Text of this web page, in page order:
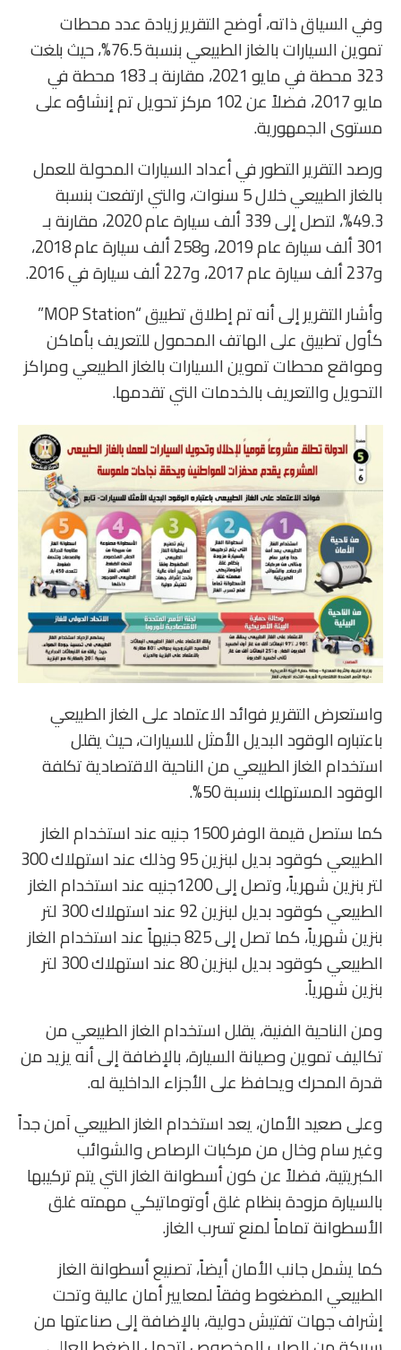
وفي السياق ذاته، أوضح التقرير زيادة عدد محطات
تموين السيارات بالغاز الطبيعي بنسبة 76.5%، حيث بلغت
323 محطة في مايو 2021، مقارنة بـ 183 محطة في
مايو 2017، فضلاً عن 102 مركز تحويل تم إنشاؤه على
مستوى الجمهورية.
ورصد التقرير التطور في أعداد السيارات المحولة للعمل
بالغاز الطبيعي خلال 5 سنوات، والتي ارتفعت بنسبة
49.3%، لتصل إلى 339 ألف سيارة عام 2020، مقارنة بـ
301 ألف سيارة عام 2019، و258 ألف سيارة عام 2018،
و237 ألف سيارة عام 2017، و227 ألف سيارة في 2016.
وأشار التقرير إلى أنه تم إطلاق تطبيق “MOP Station”
كأول تطبيق على الهاتف المحمول للتعريف بأماكن
ومواقع محطات تموين السيارات بالغاز الطبيعي ومراكز
التحويل والتعريف بالخدمات التي تقدمها.
واستعرض التقرير فوائد الاعتماد على الغاز الطبيعي
باعتباره الوقود البديل الأمثل للسيارات، حيث يقلل
استخدام الغاز الطبيعي من الناحية الاقتصادية تكلفة
الوقود المستهلك بنسبة 50%.
كما ستصل قيمة الوفر 1500 جنيه عند استخدام الغاز
الطبيعي كوقود بديل لبنزين 95 وذلك عند استهلاك 300
لتر بنزين شهرياً، وتصل إلى 1200جنيه عند استخدام الغاز
الطبيعي كوقود بديل لبنزين 92 عند استهلاك 300 لتر
بنزين شهرياً، كما تصل إلى 825 جنيهاً عند استخدام الغاز
الطبيعي كوقود بديل لبنزين 80 عند استهلاك 300 لتر
بنزين شهرياً.
ومن الناحية الفنية، يقلل استخدام الغاز الطبيعي من
تكاليف تموين وصيانة السيارة، بالإضافة إلى أنه يزيد من
قدرة المحرك ويحافظ على الأجزاء الداخلية له.
وعلى صعيد الأمان، يعد استخدام الغاز الطبيعي آمن جداً
وغير سام وخال من مركبات الرصاص والشوائب
الكبريتية، فضلاً عن كون أسطوانة الغاز التي يتم تركيبها
بالسيارة مزودة بنظام غلق أوتوماتيكي مهمته غلق
الأسطوانة تماماً لمنع تسرب الغاز.
كما يشمل جانب الأمان أيضاً، تصنيع أسطوانة الغاز
الطبيعي المضغوط وفقاً لمعايير أمان عالية وتحت
إشراف جهات تفتيش ‏دولية، بالإضافة إلى صناعتها من